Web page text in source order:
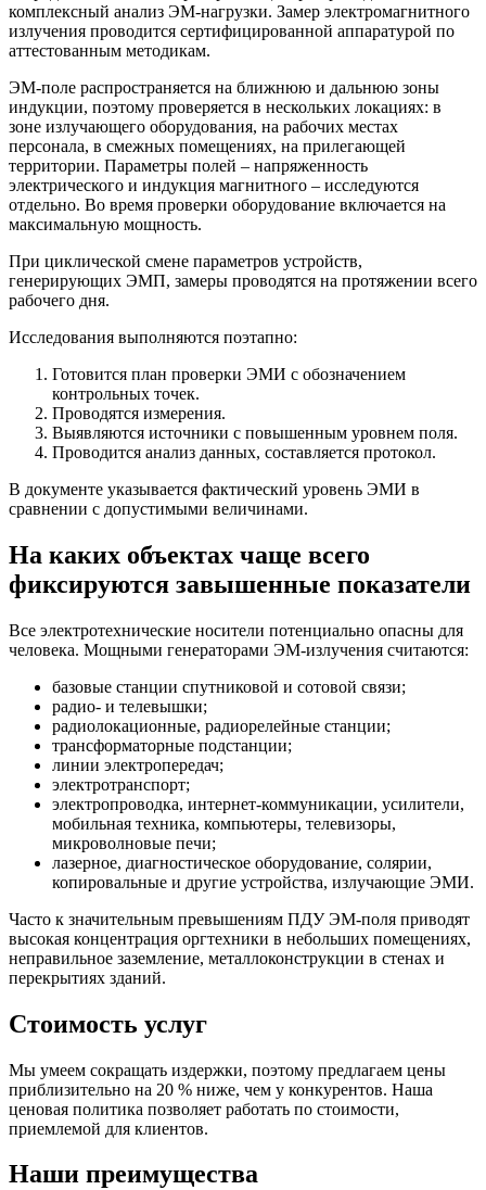
комплексный анализ ЭМ-нагрузки. Замер электромагнитного
излучения проводится сертифицированной аппаратурой по
аттестованным методикам.
ЭМ-поле распространяется на ближнюю и дальнюю зоны
индукции, поэтому проверяется в нескольких локациях: в
зоне излучающего оборудования, на рабочих местах
персонала, в смежных помещениях, на прилегающей
территории. Параметры полей – напряженность
электрического и индукция магнитного – исследуются
отдельно. Во время проверки оборудование включается на
максимальную мощность.
При циклической смене параметров устройств,
генерирующих ЭМП, замеры проводятся на протяжении всего
рабочего дня.
Исследования выполняются поэтапно:
Готовится план проверки ЭМИ с обозначением
контрольных точек.
Проводятся измерения.
Выявляются источники с повышенным уровнем поля.
Проводится анализ данных, составляется протокол.
В документе указывается фактический уровень ЭМИ в
сравнении с допустимыми величинами.
На каких объектах чаще всего
фиксируются завышенные показатели
Все электротехнические носители потенциально опасны для
человека. Мощными генераторами ЭМ-излучения считаются:
базовые станции спутниковой и сотовой связи;
радио- и телевышки;
радиолокационные, радиорелейные станции;
трансформаторные подстанции;
линии электропередач;
электротранспорт;
электропроводка, интернет-коммуникации, усилители,
мобильная техника, компьютеры, телевизоры,
микроволновые печи;
лазерное, диагностическое оборудование, солярии,
копировальные и другие устройства, излучающие ЭМИ.
Часто к значительным превышениям ПДУ ЭМ-поля приводят
высокая концентрация оргтехники в небольших помещениях,
неправильное заземление, металлоконструкции в стенах и
перекрытиях зданий.
Стоимость услуг
Мы умеем сокращать издержки, поэтому предлагаем цены
приблизительно на 20 % ниже, чем у конкурентов. Наша
ценовая политика позволяет работать по стоимости,
приемлемой для клиентов.
Наши преимущества